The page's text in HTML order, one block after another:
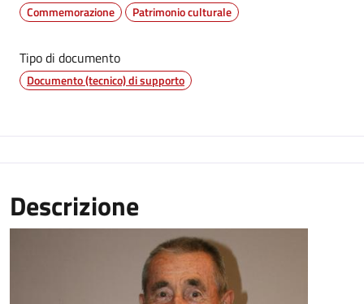
Commemorazione Patrimonio culturale
Tipo di documento
Documento (tecnico) di supporto
Descrizione